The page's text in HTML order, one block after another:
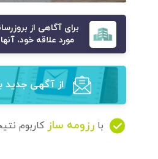
برای آگاهی از
مورد علاقه خود،
از آگهی‌ جدید
با رزومه ساز کاربوم